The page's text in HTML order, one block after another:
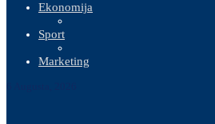
Ekonomija
Sport
Marketing